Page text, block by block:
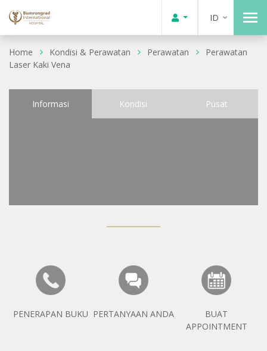
ID
Home Kondisi & Perawatan Perawatan
Perawatan
Laser Kaki Vena
Informasi Kondisi Pusat
PENERAPAN BUKU PERTANYAAN ANDA
BUAT
APPOINTMENT